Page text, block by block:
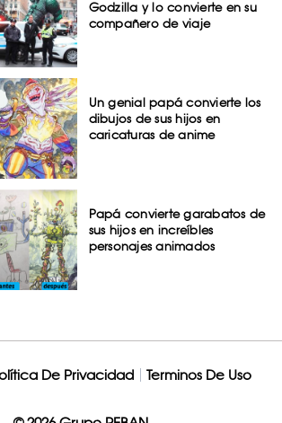
Godzilla y lo convierte en su
compañero de viaje
Un genial papá convierte los
dibujos de sus hijos en
caricaturas de anime
Papá convierte garabatos de
sus hijos en increíbles
personajes animados
De Privacidad Terminos De Uso